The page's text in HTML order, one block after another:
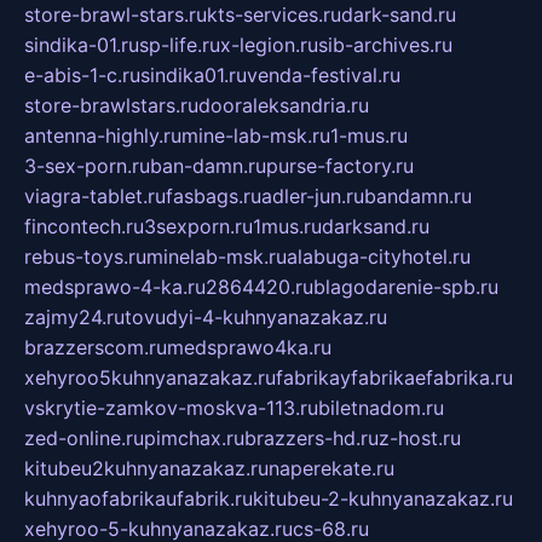
store-brawl-stars.rukts-services.rudark-sand.ru
sindika-01.rusp-life.rux-legion.rusib-archives.ru
e-abis-1-c.rusindika01.ruvenda-festival.ru
store-brawlstars.rudooraleksandria.ru
antenna-highly.rumine-lab-msk.ru1-mus.ru
3-sex-porn.ruban-damn.rupurse-factory.ru
viagra-tablet.rufasbags.ruadler-jun.rubandamn.ru
fincontech.ru3sexporn.ru1mus.rudarksand.ru
rebus-toys.ruminelab-msk.rualabuga-cityhotel.ru
medsprawo-4-ka.ru2864420.rublagodarenie-spb.ru
zajmy24.rutovudyi-4-kuhnyanazakaz.ru
brazzerscom.rumedsprawo4ka.ru
xehyroo5kuhnyanazakaz.rufabrikayfabrikaefabrika.ru
vskrytie-zamkov-moskva-113.rubiletnadom.ru
zed-online.rupimchax.rubrazzers-hd.ruz-host.ru
kitubeu2kuhnyanazakaz.runaperekate.ru
kuhnyaofabrikaufabrik.rukitubeu-2-kuhnyanazakaz.ru
xehyroo-5-kuhnyanazakaz.rucs-68.ru